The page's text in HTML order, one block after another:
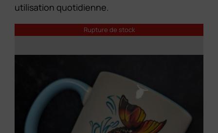
Contact
utilisation quotidienne.
Rupture de stock